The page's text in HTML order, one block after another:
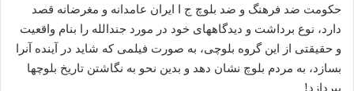
حکومت ضد فرهنگ و ضد بلوچ ج ا ایران عامدانه و مغرضانه قصد
دارد، نوع برداشت و دیدگاههای خود در مورد جندالله را بنام واقعیت
و حقیقتی از این گروه بلوچی، به صورت فیلمی که شاید در آینده آنرا
بسازد، به مردم بلوچ نشان دهد و بدین نحو به نگاشتن تاریخ بلوچها
بپردازد!